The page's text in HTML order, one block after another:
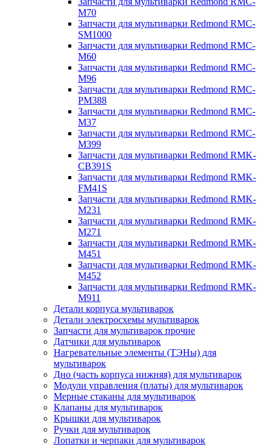
M70
Запчасти для мультиварки Redmond RMC-
SM1000
Запчасти для мультиварки Redmond RMC-
M60
Запчасти для мультиварки Redmond RMC-
M96
Запчасти для мультиварки Redmond RMC-
PM388
Запчасти для мультиварки Redmond RMC-
M37
Запчасти для мультиварки Redmond RMC-
M399
Запчасти для мультиварки Redmond RMK-
CB391S
Запчасти для мультиварки Redmond RMK-
FM41S
Запчасти для мультиварки Redmond RMK-
M231
Запчасти для мультиварки Redmond RMK-
M271
Запчасти для мультиварки Redmond RMK-
M451
Запчасти для мультиварки Redmond RMK-
M452
Запчасти для мультиварки Redmond RMK-
M911
Детали корпуса мультиварок
Детали электросхемы мультиварок
Запчасти для мультиварок прочие
Датчики для мультиварок
Нагревательные элементы (ТЭНы) для
мультиварок
Дно (часть корпуса нижняя) для мультиварок
Модули управления (платы) для мультиварок
Мерные стаканы для мультиварок
Клапаны для мультиварок
Крышки для мультиварок
Ручки для мультиварок
Лопатки и черпаки для мультиварок